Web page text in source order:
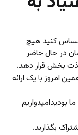
کنید هیچ
در حال حاضر
بخش قرار دهد.
امروز با یک ارائه
بودید‌امیدواریم
بگذارید.